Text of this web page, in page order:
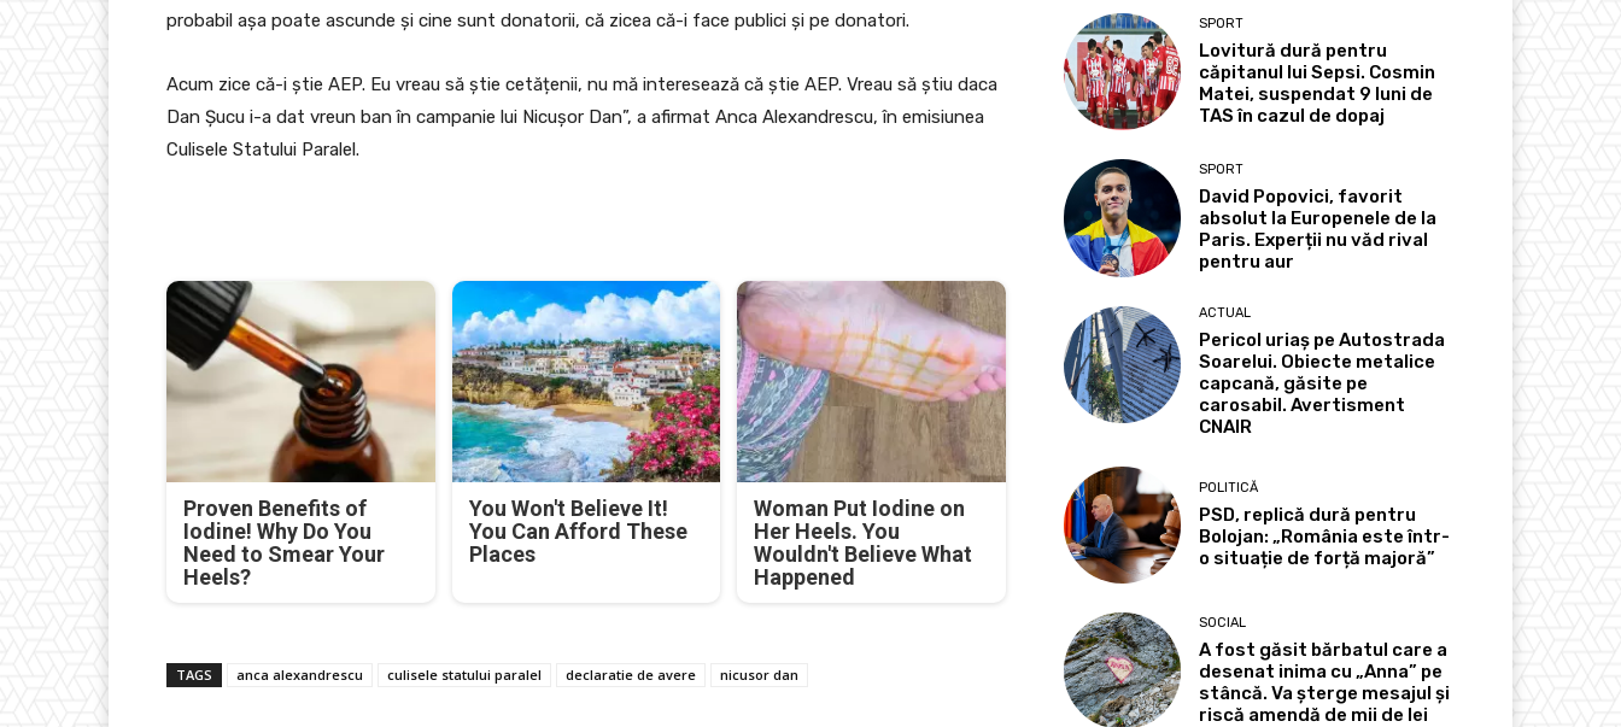
probabil așa poate ascunde și cine sunt donatorii, că zicea că-i face publici și pe donatori.
Acum zice că-i știe AEP. Eu vreau să știe cetățenii, nu mă interesează că știe AEP. Vreau să știu daca
Dan Șucu i-a dat vreun ban în campanie lui Nicușor Dan”, a afirmat Anca Alexandrescu, în emisiunea
Culisele Statului Paralel.
Proven Benefits of
Iodine! Why Do You
Need to Smear Your
Heels?
You Won't Believe It!
You Can Afford These
Places
Woman Put Iodine on
Her Heels. You
Wouldn't Believe What
Happened
TAGS anca alexandrescu culisele statului paralel declaratie de avere nicusor dan
SPORT
Lovitură dură pentru
căpitanul lui Sepsi. Cosmin
Matei, suspendat 9 luni de
TAS în cazul de dopaj
SPORT
David Popovici, favorit
absolut la Europenele de la
Paris. Experții nu văd rival
pentru aur
ACTUAL
Pericol uriaș pe Autostrada
Soarelui. Obiecte metalice
capcană, găsite pe
carosabil. Avertisment
CNAIR
POLITICĂ
PSD, replică dură pentru
Bolojan: „România este într-
o situație de forță majoră”
SOCIAL
A fost găsit bărbatul care a
desenat inima cu „Anna” pe
stâncă. Va șterge mesajul și
riscă amendă de mii de lei